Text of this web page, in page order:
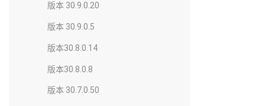
版本 30.9.0.20
版本 30.9.0.5
版本30.8.0.14
版本30.8.0.8
版本 30.7.0.50